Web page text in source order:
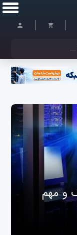
و مهم